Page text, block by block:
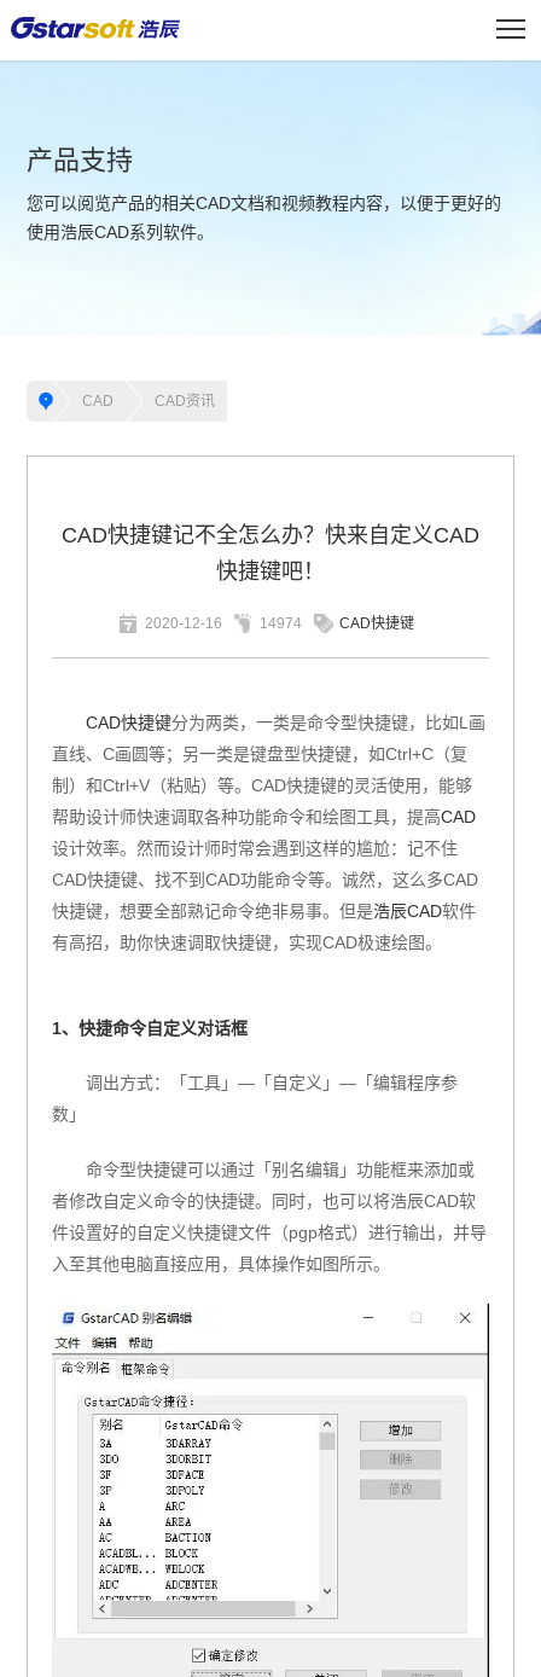
产品支持
您可以阅览产品的相关CAD文档和视频教程内容，以便于更好的
使用浩辰CAD系列软件。
CAD CAD资讯
CAD快捷键记不全怎么办？快来自定义CAD
快捷键吧！
2020-12-16 14974 CAD快捷键
CAD快捷键分为两类，一类是命令型快捷键，比如L画
直线、C画圆等；另一类是键盘型快捷键，如Ctrl+C（复
制）和Ctrl+V（粘贴）等。CAD快捷键的灵活使用，能够
帮助设计师快速调取各种功能命令和绘图工具，提高CAD
设计效率。然而设计师时常会遇到这样的尴尬：记不住
CAD快捷键、找不到CAD功能命令等。诚然，这么多CAD
快捷键，想要全部熟记命令绝非易事。但是浩辰CAD软件
有高招，助你快速调取快捷键，实现CAD极速绘图。
1、快捷命令自定义对话框
调出方式：「工具」—「自定义」—「编辑程序参
数」
命令型快捷键可以通过「别名编辑」功能框来添加或
者修改自定义命令的快捷键。同时，也可以将浩辰CAD软
件设置好的自定义快捷键文件（pgp格式）进行输出，并导
入至其他电脑直接应用，具体操作如图所示。